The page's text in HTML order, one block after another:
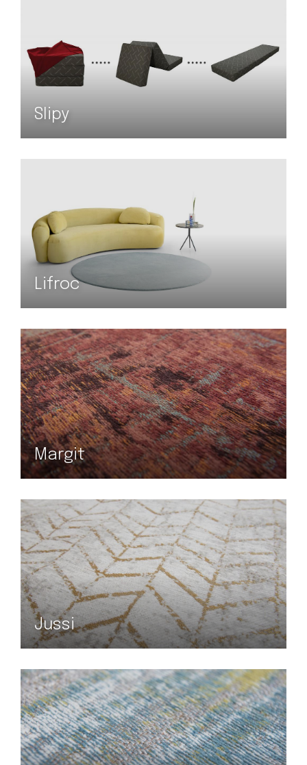
Slipy
Lifroc
Margit
Jussi